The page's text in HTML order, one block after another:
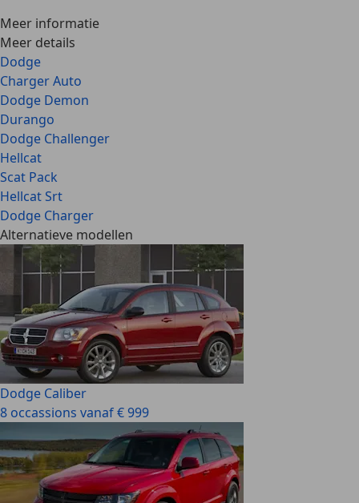
Meer informatie
Meer details
Dodge
Charger Auto
Dodge Demon
Durango
Dodge Challenger
Hellcat
Scat Pack
Hellcat Srt
Dodge Charger
Alternatieve modellen
Dodge Caliber
8 occassions vanaf € 999